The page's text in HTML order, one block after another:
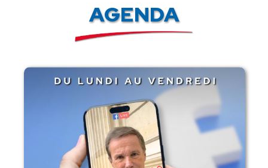
AGENDA